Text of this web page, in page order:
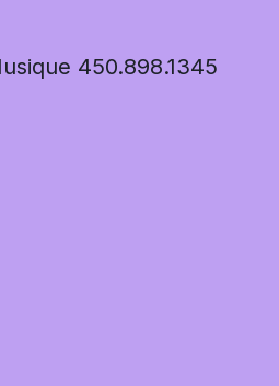
450.898.1345